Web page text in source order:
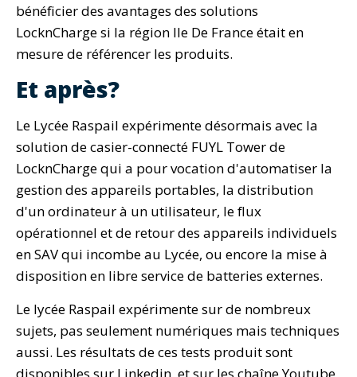
bénéficier des avantages des solutions
LocknCharge si la région Ile De France était en
mesure de référencer les produits.
Et après?
Le Lycée Raspail expérimente désormais avec la
solution de casier-connecté FUYL Tower de
LocknCharge qui a pour vocation d'automatiser la
gestion des appareils portables, la distribution
d'un ordinateur à un utilisateur, le flux
opérationnel et de retour des appareils individuels
en SAV qui incombe au Lycée, ou encore la mise à
disposition en libre service de batteries externes.
Le lycée Raspail expérimente sur de nombreux
sujets, pas seulement numériques mais techniques
aussi. Les résultats de ces tests produit sont